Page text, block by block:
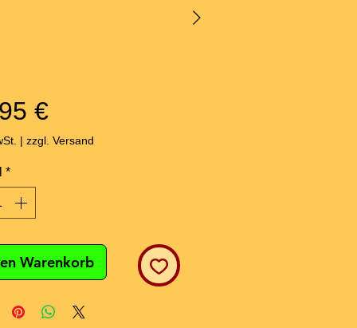
€Preis
| zzgl. Versand
*
Warenkorb